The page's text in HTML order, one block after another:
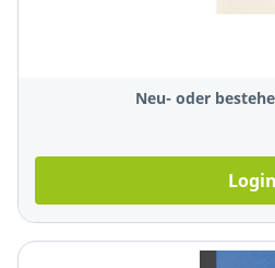
Neu- oder
Login